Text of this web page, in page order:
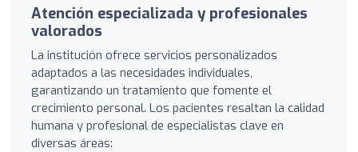
Atención especializada y profesionales
valorados
La institución ofrece servicios personalizados
adaptados a las necesidades individuales,
garantizando un tratamiento que fomente el
crecimiento personal. Los pacientes resaltan la calidad
humana y profesional de especialistas clave en
diversas áreas: